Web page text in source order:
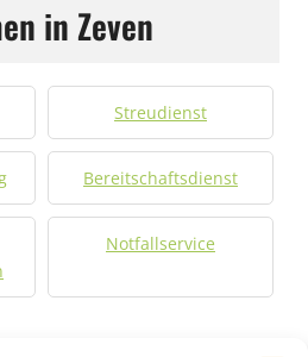
in Zeven
Streudienst
Bereitschaftsdienst
Notfallservice